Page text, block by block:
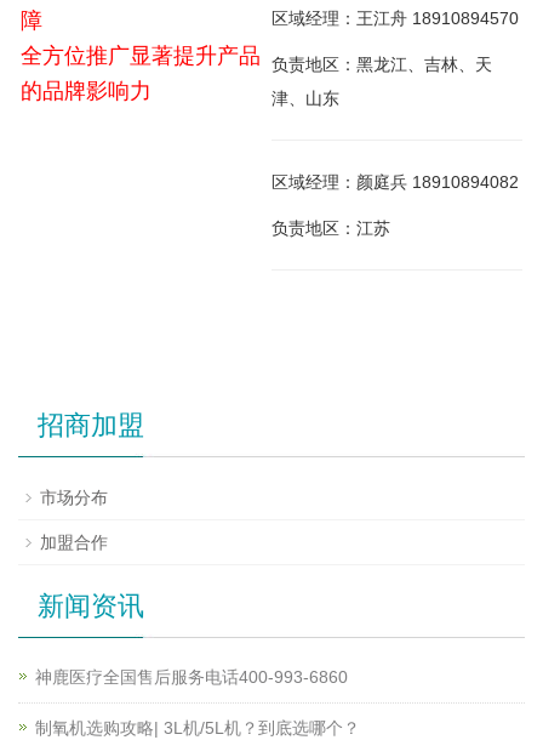
障
全方位推广显著提升产品
的品牌影响力
区域经理：王江舟 18910894570
负责地区：黑龙江、吉林、天
津、山东
区域经理：颜庭兵 18910894082
负责地区：江苏
招商加盟
市场分布
加盟合作
新闻资讯
神鹿医疗全国售后服务电话400-993-6860
制氧机选购攻略| 3L机/5L机？到底选哪个？